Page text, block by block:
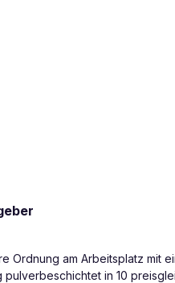
Ordnung am Arbeitsplatz
in 10